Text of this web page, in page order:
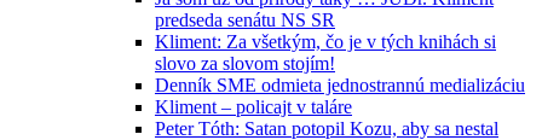
predseda senátu NS SR
Kliment: Za všetkým, čo je v tých knihách si
slovo za slovom stojím!
Denník SME odmieta jednostrannú medializáciu
Kliment – policajt v taláre
Peter Tóth: Satan potopil Kozu, aby sa nestal